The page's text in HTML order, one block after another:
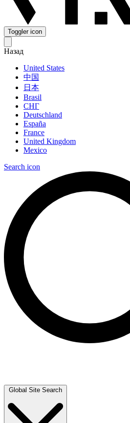
Toggler icon
Назад
United States
中国
日本
Brasil
СНГ
Deutschland
España
France
United Kingdom
Mexico
Search icon
Global Site Search